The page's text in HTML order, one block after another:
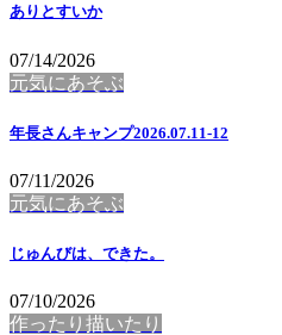
ありとすいか
07/14/2026
元気にあそぶ
年長さんキャンプ2026.07.11-12
07/11/2026
元気にあそぶ
じゅんびは、できた。
07/10/2026
作ったり描いたり